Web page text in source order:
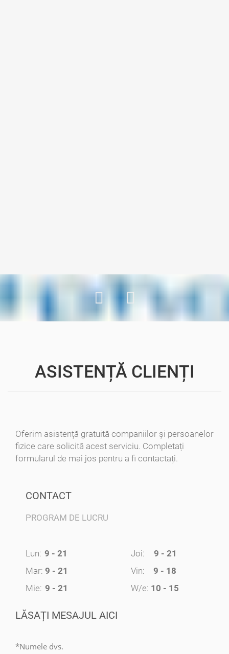
ASISTENȚĂ CLIENȚI
Oferim asistență gratuită companiilor și persoanelor
fizice care solicită acest serviciu. Completați
formularul de mai jos pentru a fi contactați.
CONTACT
PROGRAM DE LUCRU
Lun: 9 - 21
Mar: 9 - 21
Mie: 9 - 21
Joi:
9 - 21
Vin:
9 - 18
W/e: 10 - 15
LĂSAȚI MESAJUL AICI
*Numele dvs.